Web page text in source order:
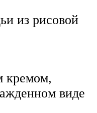
из рисовой
кремом,
виде